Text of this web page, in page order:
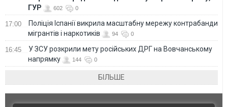
ГУР
602 0
17:00
Поліція Іспанії викрила масштабну мережу контрабанди
мігрантів і наркотиків
94 0
16:45
У ЗСУ розкрили мету російських ДРГ на Вовчанському
напрямку
144 0
БІЛЬШЕ